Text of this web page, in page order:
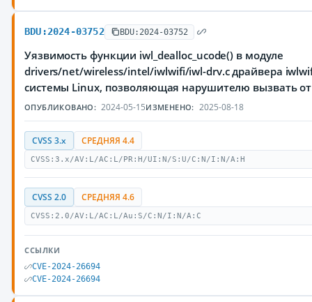
BDU:2024-03752 BDU:2024-03752
Уязвимость функции iwl_dealloc_ucode() в модуле
drivers/net/wireless/intel/iwlwifi/iwl-drv.c драйвера
системы Linux, позволяющая нарушителю вызвать
ОПУБЛИКОВАНО: 2024-05-15ИЗМЕНЕНО: 2025-08-18
CVSS 3.x СРЕДНЯЯ 4.4
CVSS:3.x/AV:L/AC:L/PR:H/UI:N/S:U/C:N/I:N/A:H
CVSS 2.0 СРЕДНЯЯ 4.6
CVSS:2.0/AV:L/AC:L/Au:S/C:N/I:N/A:C
ССЫЛКИ
CVE-2024-26694
CVE-2024-26694